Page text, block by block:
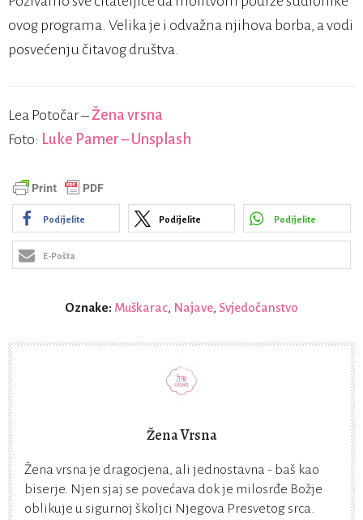
ovog programa. Velika je i odvažna njihova borba, a vodi
posvećenju čitavog društva.
Lea Potočar –Žena vrsna
Foto: Luke Pamer – Unsplash
Podijelite Podijelite Podijelite
E-Pošta
Oznake: Muškarac, Najave, Svjedočanstvo
Žena Vrsna
Žena vrsna je dragocjena, ali jednostavna - baš kao
biserje. Njen sjaj se povećava dok je milosrđe Božje
oblikuje u sigurnoj školjci Njegova Presvetog srca.